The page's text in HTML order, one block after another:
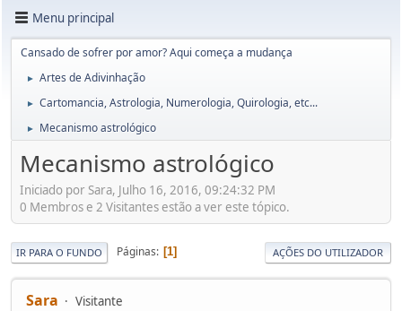
Menu principal
Cansado de sofrer por amor? Aqui começa a mudança
► Artes de Adivinhação
► Cartomancia, Astrologia, Numerologia, Quirologia, etc...
► Mecanismo astrológico
Mecanismo astrológico
Iniciado por Sara, Julho 16, 2016, 09:24:32 PM
0 Membros e 2 Visitantes estão a ver este tópico.
IR PARA O FUNDO Páginas 1 AÇÕES DO UTILIZADOR
Sara Visitante